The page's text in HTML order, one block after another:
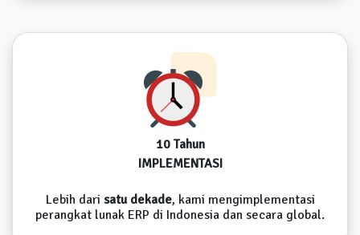
10 Tahun
IMPLEMENTASI
Lebih dari satu dekade, kami mengimplementasi
perangkat lunak ERP di Indonesia dan secara global.